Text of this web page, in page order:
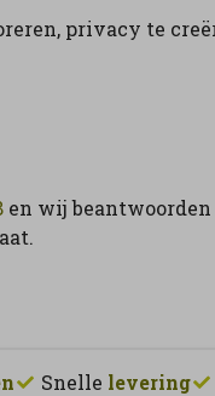
privacy te
en wij
Snelle levering